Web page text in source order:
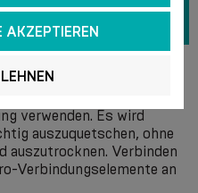
von + 40 °C ohne
zu waschen. Keine
verwenden. Es wird
auszuquetschen, ohne
auszutrocknen. Verbinden
Verbindungselemente an